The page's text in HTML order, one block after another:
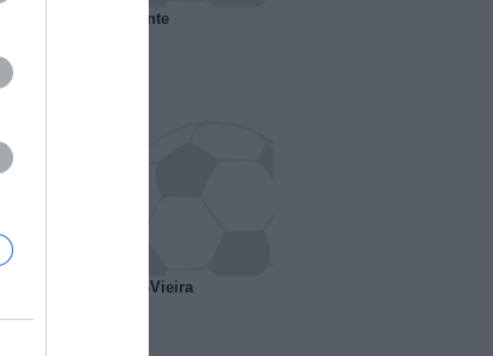
senza presidente
scambio Davids-Vieira